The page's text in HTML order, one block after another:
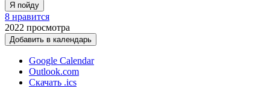
Я пойду
8 нравится
2022 просмотра
Добавить в календарь
Google Calendar
Outlook.com
Скачать .ics